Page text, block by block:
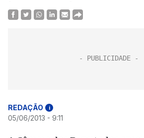
REDAÇÃO i
05/06/2013 - 9:11